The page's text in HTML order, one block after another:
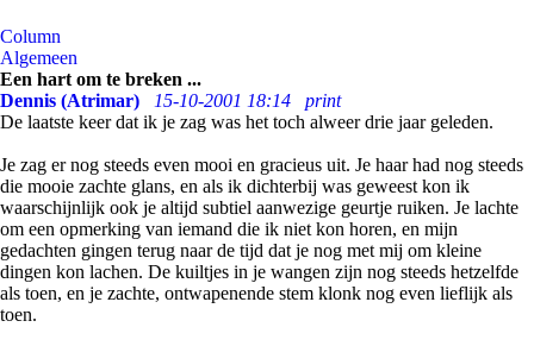
Column
Algemeen
Een hart om te breken ...
Dennis (Atrimar)
15-10-2001 18:14
print
De laatste keer dat ik je zag was het toch alweer drie jaar geleden.
Je zag er nog steeds even mooi en gracieus uit. Je haar had nog steeds
die mooie zachte glans, en als ik dichterbij was geweest kon ik
waarschijnlijk ook je altijd subtiel aanwezige geurtje ruiken. Je lachte
om een opmerking van iemand die ik niet kon horen, en mijn
gedachten gingen terug naar de tijd dat je nog met mij om kleine
dingen kon lachen. De kuiltjes in je wangen zijn nog steeds hetzelfde
als toen, en je zachte, ontwapenende stem klonk nog even lieflijk als
toen.